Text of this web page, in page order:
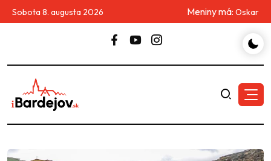
Sobota 8. augusta 2026 Meniny má: Oskar